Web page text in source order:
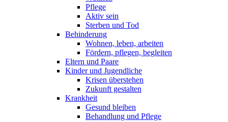
Pflege
Aktiv sein
Sterben und Tod
Behinderung
Wohnen, leben, arbeiten
Fördern, pflegen, begleiten
Eltern und Paare
Kinder und Jugendliche
Krisen überstehen
Zukunft gestalten
Krankheit
Gesund bleiben
Behandlung und Pflege